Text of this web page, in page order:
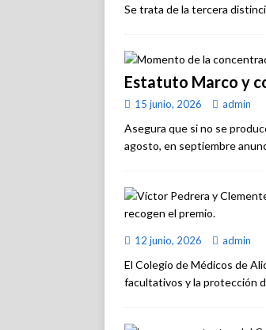
Se trata de la tercera
Estatuto Marco y
15 junio, 2026 admin
Asegura que si no se
agosto, en septiembre
12 junio, 2026 admin
El Colegio de Médicos de
facultativos y la protección